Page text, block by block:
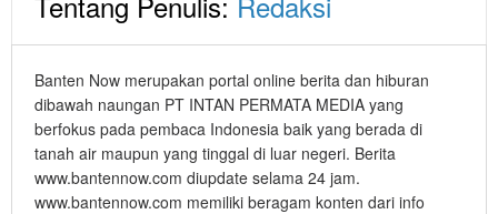
Banten Now merupakan portal online berita dan hiburan
dibawah naungan PT INTAN PERMATA MEDIA yang
berfokus pada pembaca Indonesia baik yang berada di
tanah air maupun yang tinggal di luar negeri. Berita
www.bantennow.com diupdate selama 24 jam.
www.bantennow.com memiliki beragam konten dari info